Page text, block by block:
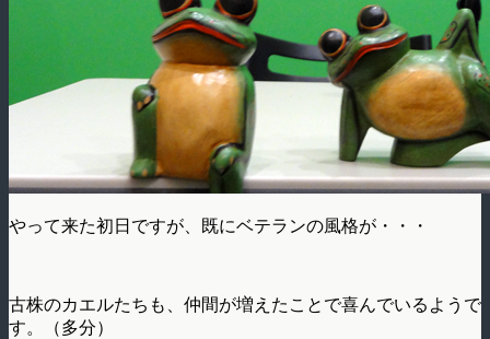
やって来た初日ですが、既にベテランの風格が・・・
古株のカエルたちも、仲間が増えたことで喜んでいるようで
す。（多分）